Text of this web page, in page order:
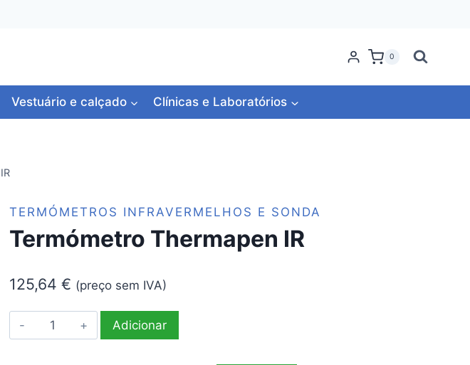
0
Vestuário e calçado Clínicas e Laboratórios
TERMÓMETROS INFRAVERMELHOS E SONDA
Termómetro Thermapen IR
125,64 € (preço sem IVA)
Quantidade
de
Adicionar